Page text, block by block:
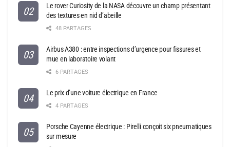
Le rover Curiosity de la NASA découvre un champ présentant
des textures en nid d’abeille
48 PARTAGES
Airbus A380 : entre inspections d’urgence pour fissures et
mue en laboratoire volant
6 PARTAGES
Le prix d’une voiture électrique en France
4 PARTAGES
Porsche Cayenne électrique : Pirelli conçoit six pneumatiques
sur mesure